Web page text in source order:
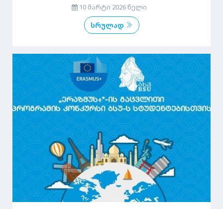
10 მარტი 2026 წელი
სრულად